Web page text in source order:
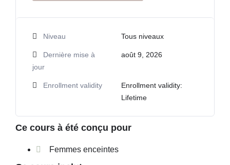
Niveau Tous niveaux
Dernière mise à
jour
août 9, 2026
Enrollment validity
Enrollment validity:
Lifetime
Ce cours à été conçu pour
Femmes enceintes